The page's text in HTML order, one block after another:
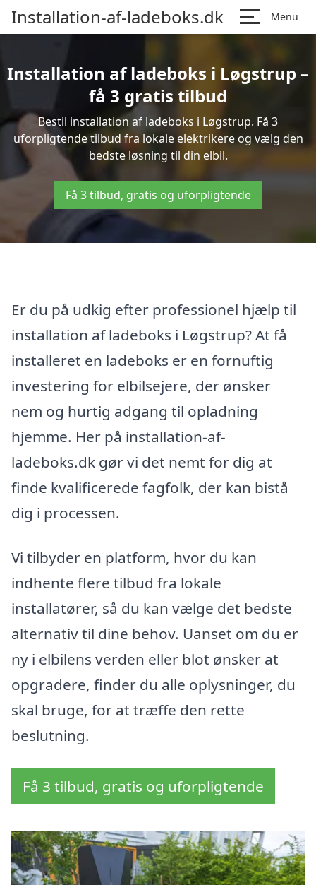
Installation-af-ladeboks.dk Menu
Installation af ladeboks i Løgstrup –
få 3 gratis tilbud
Bestil installation af ladeboks i Løgstrup. Få 3
uforpligtende tilbud fra lokale elektrikere og vælg den
bedste løsning til din elbil.
Få 3 tilbud, gratis og uforpligtende
Er du på udkig efter professionel hjælp til
installation af ladeboks i Løgstrup? At få
installeret en ladeboks er en fornuftig
investering for elbilsejere, der ønsker
nem og hurtig adgang til opladning
hjemme. Her på installation-af-
ladeboks.dk gør vi det nemt for dig at
finde kvalificerede fagfolk, der kan bistå
dig i processen.
Vi tilbyder en platform, hvor du kan
indhente flere tilbud fra lokale
installatører, så du kan vælge det bedste
alternativ til dine behov. Uanset om du er
ny i elbilens verden eller blot ønsker at
opgradere, finder du alle oplysninger, du
skal bruge, for at træffe den rette
beslutning.
Få 3 tilbud, gratis og uforpligtende